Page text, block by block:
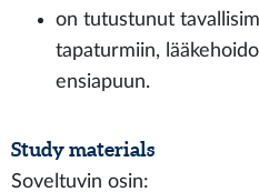
on tutustunut
tapaturmiin,
ensiapuun.
Study materials
Soveltuvin osin: